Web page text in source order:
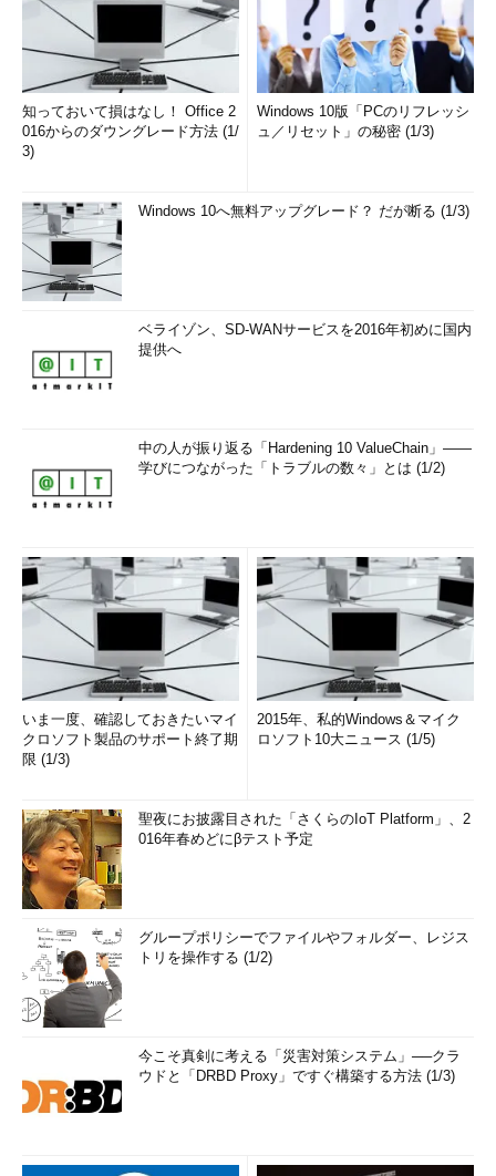
知っておいて損はなし！ Office 2
016からのダウングレード方法 (1/
3)
Windows 10版「PCのリフレッシ
ュ／リセット」の秘密 (1/3)
Windows 10へ無料アップグレード？ だが断る (1/3)
ベライゾン、SD-WANサービスを2016年初めに国内
提供へ
中の人が振り返る「Hardening 10 ValueChain」――
学びにつながった「トラブルの数々」とは (1/2)
いま一度、確認しておきたいマイ
クロソフト製品のサポート終了期
限 (1/3)
2015年、私的Windows＆マイク
ロソフト10大ニュース (1/5)
聖夜にお披露目された「さくらのIoT Platform」、2
016年春めどにβテスト予定
グループポリシーでファイルやフォルダー、レジス
トリを操作する (1/2)
今こそ真剣に考える「災害対策システム」──クラ
ウドと「DRBD Proxy」ですぐ構築する方法 (1/3)